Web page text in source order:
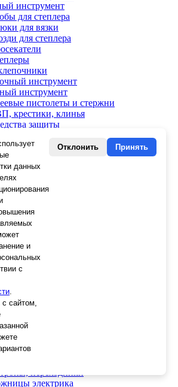
инструмент
для степлера
для вязки
для степлера
инструмент
пистолеты и стержни
крестики, клинья
защиты
малярная, скотч
для герметика и пены
серпянка
2
инструмент
утконосы
бородки, кернеры
электрика
данных
и
с
.
сайтом,
Отклонить Принять